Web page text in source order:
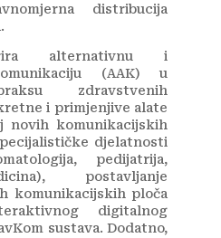
distribucija
alternativnu i
(AAK) u
zdravstvenih
i primjenjive alate
novih komunikacijskih
djelatnosti
pedijatrija,
postavljanje
komunikacijskih ploča
digitalnog
sustava. Dodatno,